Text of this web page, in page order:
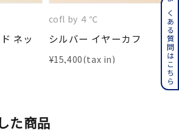
ネッ
cofl by ４℃
シルバー イヤーカフ
¥15,400
た商品
よくある質問はこちら